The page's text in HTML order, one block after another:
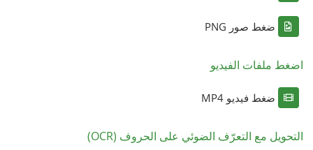
ضغط صور PNG
اضغط ملفات الفيديو
ضغط فيديو MP4
التحويل مع التعرّف الضوئي على الحروف (OCR)